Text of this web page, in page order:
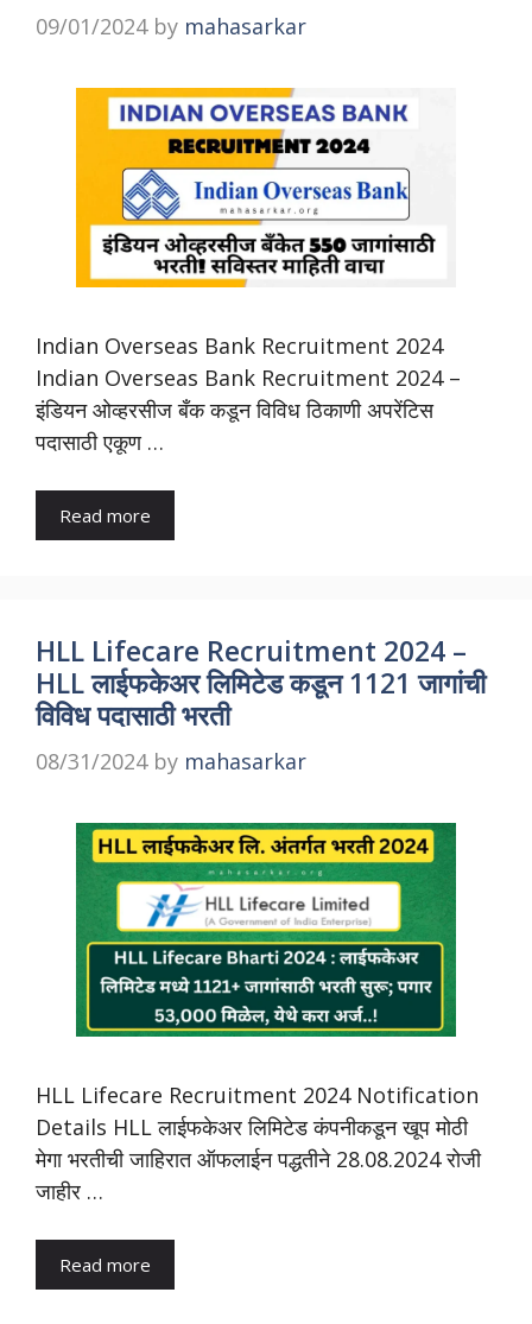
09/01/2024 by mahasarkar
Indian Overseas Bank Recruitment 2024
Indian Overseas Bank Recruitment 2024 –
इंडियन ओव्हरसीज बँक कडून विविध ठिकाणी अपरेंटिस
पदासाठी एकूण …
Read more
HLL Lifecare Recruitment 2024 –
HLL लाईफकेअर लिमिटेड कडून 1121 जागांची
विविध पदासाठी भरती
08/31/2024 by mahasarkar
HLL Lifecare Recruitment 2024 Notification
Details HLL लाईफकेअर लिमिटेड कंपनीकडून खूप मोठी
मेगा भरतीची जाहिरात ऑफलाईन पद्धतीने 28.08.2024 रोजी
जाहीर …
Read more